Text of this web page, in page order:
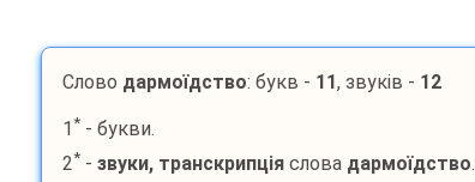
Слово дармоїдство: букв - 11, звуків - 12
1 *- букви.
2*- звуки, транскрипціяслова дармоїдство.